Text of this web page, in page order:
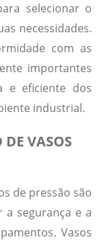
selecionar o
necessidades.
com as
importantes
e eficiente dos
industrial.
VASOS
de pressão são
a segurança e a
Vasos